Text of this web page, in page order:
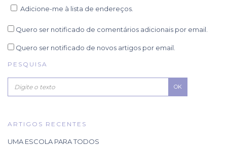
Adicione-me à lista de endereços.
Quero ser notificado de comentários adicionais por email.
Quero ser notificado de novos artigos por email.
PESQUISA
OK
ARTIGOS RECENTES
UMA ESCOLA PARA TODOS